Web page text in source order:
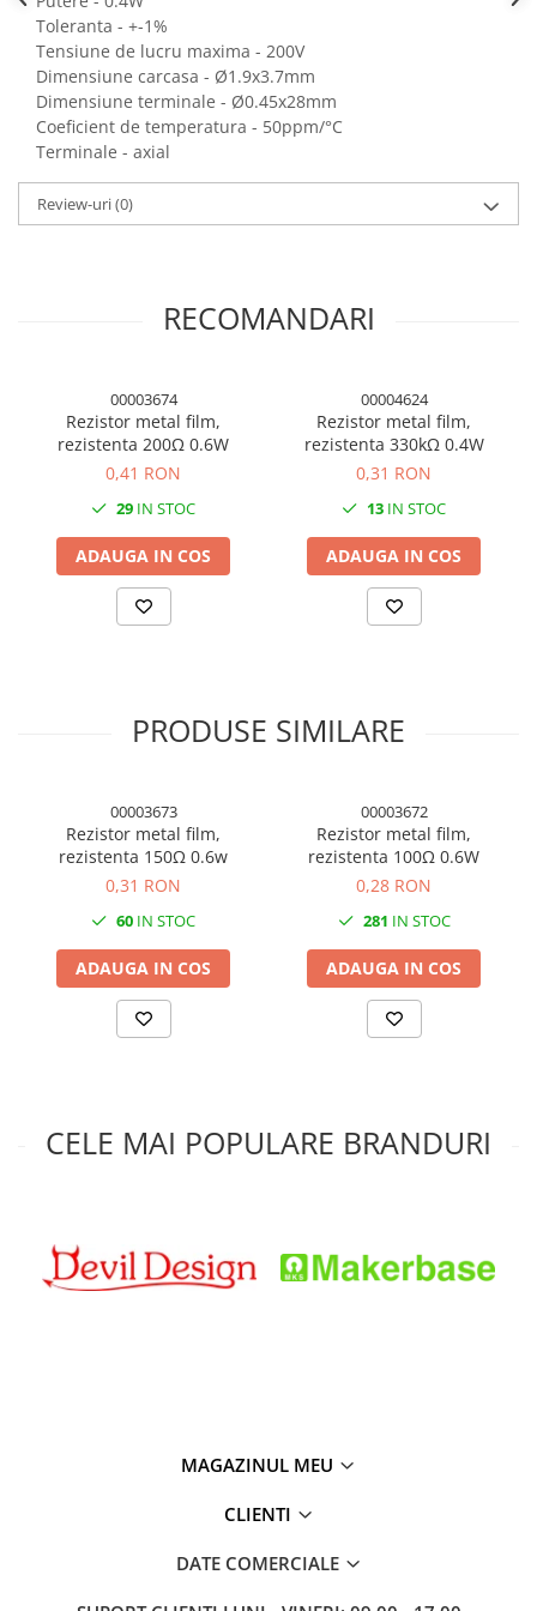
Panouri solare
Scule si aparate de masura
Aparate de masura si testare
Scule manuale si electrice
Lipit si accesorii lipit
Cabluri, conectori si izolatie
Module Peltier, racire si
terminale
Componente electronice
Rezistente si termistori
Condensatori si rezonatoare
Diode si punti redresoare
Tranzistori si circuite integrate
Lichidare de stoc
Toleranta - +-1%
Tensiune de lucru maxima - 200V
Dimensiune carcasa - Ø1.9x3.7mm
Dimensiune terminale - Ø0.45x28mm
Coeficient de temperatura - 50ppm/°C
Terminale - axial
Review-uri(0)
RECOMANDARI
00003674
Rezistor metal film,
rezistenta 200Ω 0.6W
0,41 RON
29 IN STOC
ADAUGA IN COS
00004624
Rezistor metal film,
rezistenta 330kΩ 0.4W
0,31 RON
13 IN STOC
ADAUGA IN COS
PRODUSE SIMILARE
00003673
Rezistor metal film,
rezistenta 150Ω 0.6w
0,31 RON
60 IN STOC
ADAUGA IN COS
00003672
Rezistor metal film,
rezistenta 100Ω 0.6W
0,28 RON
281 IN STOC
ADAUGA IN COS
CELE MAI POPULARE BRANDURI
MAGAZINUL MEU
CLIENTI
DATE COMERCIALE